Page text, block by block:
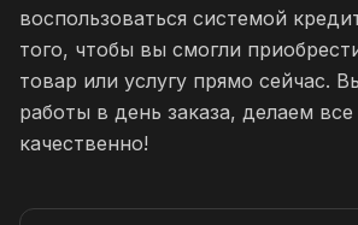
воспользоваться системой
того, чтобы вы смогли
товар или услугу прямо сейчас.
работы в день заказа, делаем
качественно!